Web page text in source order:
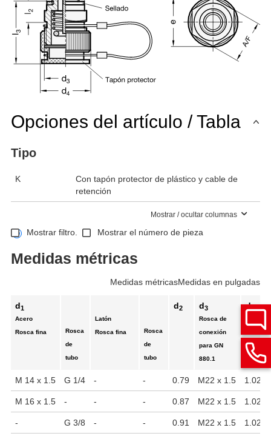
Opciones del artículo / Tabla
Tipo
K
Con tapón protector de plástico y cable de
retención
Mostrar / ocultar columnas
Mostrar filtro. Mostrar el número de pieza
Medidas métricas
Medidas métricasMedidas en pulgadas
d1
Acero
Rosca fina
Rosca
de
tubo
Latón
Rosca fina
Rosca
de
tubo
d2 d3
Rosca de
conexión
para GN
880.1
d4
M 14 x 1.5 G 1/4 - - 0.79 M22 x 1.5 1.02
M 16 x 1.5 - - - 0.87 M22 x 1.5 1.02
- G 3/8 - - 0.91 M22 x 1.5 1.02